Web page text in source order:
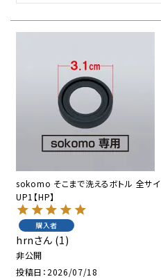
sokomo そこまで洗えるボトル 全サ
UP1【HP】
購入者
hrn 1
非公開
投稿日 2026/07/18